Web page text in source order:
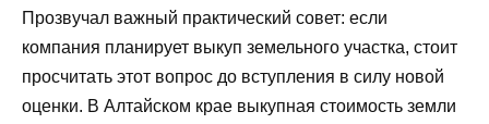
Прозвучал важный практический совет: если
компания планирует выкуп земельного участка, стоит
просчитать этот вопрос до вступления в силу новой
оценки. В Алтайском крае выкупная стоимость земли